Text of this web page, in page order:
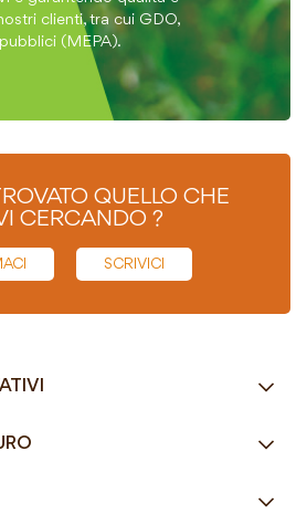
clienti, tra cui GDO,
(MEPA).
QUELLO CHE
CERCANDO ?
SCRIVICI